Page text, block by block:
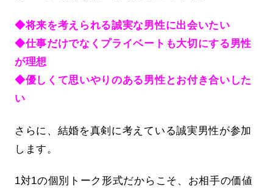
◆将来を考えられる誠実な男性に出会いたい
◆仕事だけでなくプライベートも大切にする男性
が理想
◆優しくて思いやりのある男性とお付き合いした
い
さらに、結婚を真剣に考えている誠実男性が参加
します。
1対1の個別トーク形式だからこそ、お相手の価値